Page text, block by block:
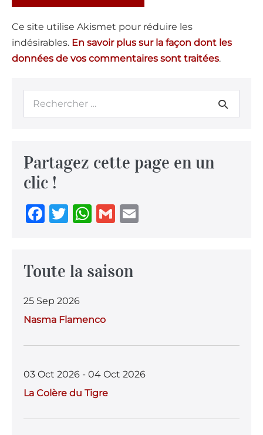
Ce site utilise Akismet pour réduire les
indésirables. En savoir plus sur la façon dont les
données de vos commentaires sont traitées.
Partagez cette page en un
clic !
F
e
o
o
k
T
te
W
s
p
G
l
Toute la saison
25 Sep 2026
Nasma Flamenco
03 Oct 2026 - 04 Oct 2026
La Colère du Tigre